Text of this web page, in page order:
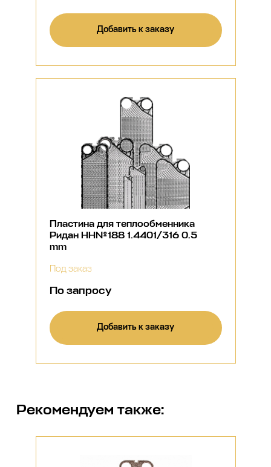
Добавить к заказу
Пластина для теплообменника
Ридан НН№188 1.4401/316 0.5
mm
Под заказ
По запросу
Добавить к заказу
Рекомендуем также: